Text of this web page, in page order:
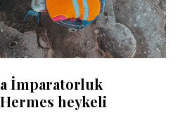
İmparatorluk
heykeli